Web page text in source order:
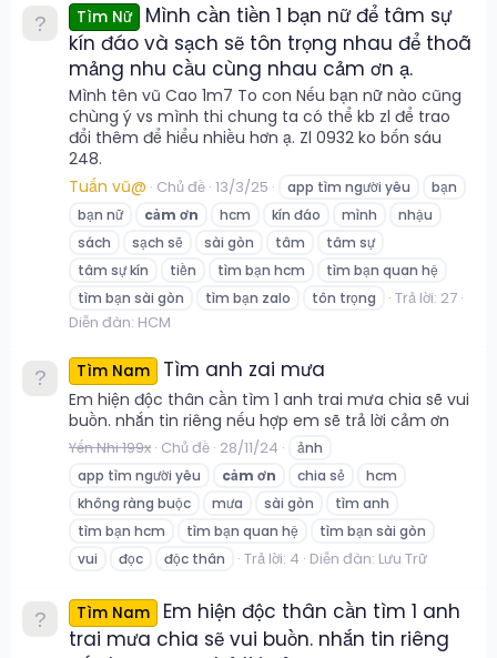
Tìm Nữ
Mình cần tiền 1 bạn nữ để tâm sự
kín đáo và sạch sẽ tôn trọng nhau để thoã
mảng nhu cầu cùng nhau cảm ơn ạ.
Mình tên vũ Cao 1m7 To con Nếu bạn nữ nào cũng
chùng ý vs mình thi chung ta có thể kb zl để trao
đổi thêm để hiểu nhiều hơn ạ. Zl 0932 ko bốn sáu
248.
Tuấn vũ@ Chủ đề 13/3/25 app tìm người yêu
bạn
bạn nữ
cảm ơn hcm kín đáo mình
nhậu
sách
sạch sẽ sài gòn tâm
tâm sự
tâm sự kín
tiền tìm bạn hcm
tìm bạn quan hệ
tìm bạn sài gòn
tìm bạn zalo tôn trọng
Trả lời: 27
Diễn đàn: HCM
Tìm Nam Tìm anh zai mưa
Em hiện độc thân cần tìm 1 anh trai mưa chia sẽ vui
buồn. nhắn tin riêng nếu hợp em sẽ trả lời cảm ơn
Yến Nhi 199x Chủ đề 28/11/24
ảnh
app tìm người yêu
cảm ơn chia sẻ
hcm
không ràng buộc
mưa sài gòn
tìm anh
tìm bạn hcm
tìm bạn quan hệ
tìm bạn sài gòn
vui
đọc độc thân Trả lời: 4 Diễn đàn: Lưu Trữ
Tìm Nam
Em hiện độc thân cần tìm 1 anh
trai mưa chia sẽ vui buồn. nhắn tin riêng